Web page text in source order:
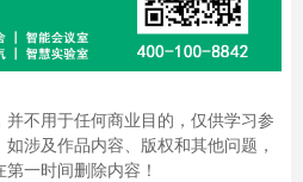
不用于任何商业目的，仅供学习参
涉及作品内容、版权和其他问题，
一时间删除内容！